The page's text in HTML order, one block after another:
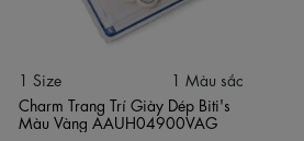
Số lượng: 3 charm/bộ
Màu sắc: Vàng, nâu, trắng
Xuất xứ: Việt Nam
1 Size
1 Màu sắc
Charm Trang Trí Giày Dép Biti's
Màu Vàng AAUH04900VAG